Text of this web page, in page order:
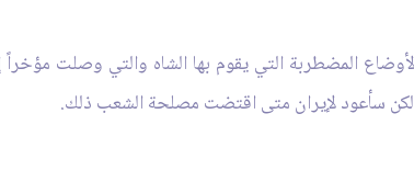
المضطربة التي يقوم بها الشاه والتي وصلت
سأعود لإيران متى اقتضت مصلحة الشعب ذلك.